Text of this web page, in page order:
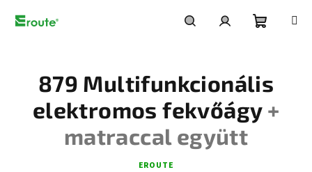
879 Multifunkcionális
elektromos fekvőágy +
matraccal együtt
EROUTE